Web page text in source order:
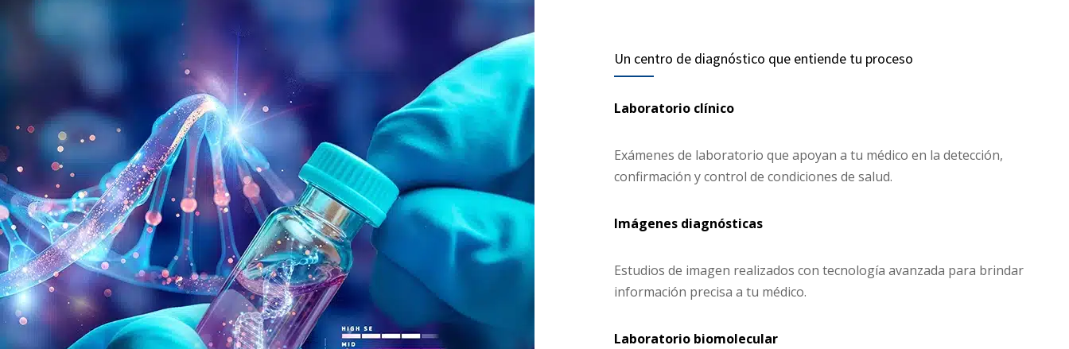
Un centro de diagnóstico que entiende tu proceso
Laboratorio clínico
Exámenes de laboratorio que apoyan a tu médico en la detección,
confirmación y control de condiciones de salud.
Imágenes diagnósticas
Estudios de imagen realizados con tecnología avanzada para brindar
información precisa a tu médico.
Laboratorio biomolecular